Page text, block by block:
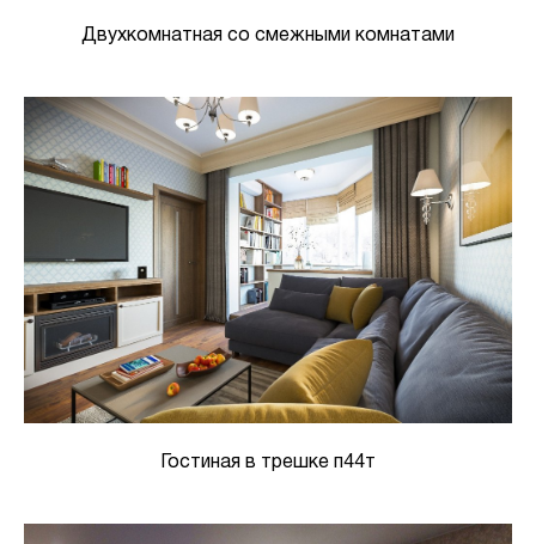
Двухкомнатная со смежными комнатами
Гостиная в трешке п44т